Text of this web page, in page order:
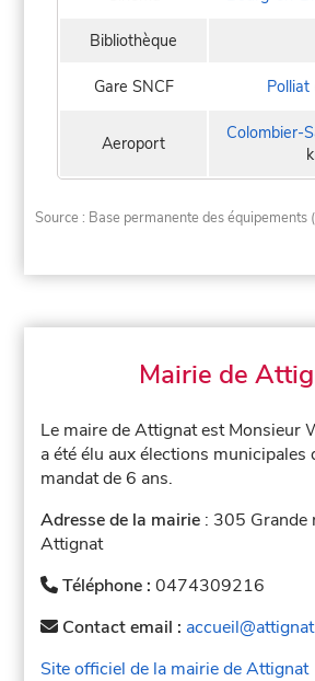
Bibliothèque
Gare SNCF Polliat
Aeroport Colombier-
Source : Base permanente des équipements
Mairie de
Le maire de Attignat est Monsieur
a été élu aux élections
mandat de 6 ans.
Adresse de la mairie : 305
Attignat
Téléphone :0474309216
Contact email :
Site officiel de la mairie de Attignat